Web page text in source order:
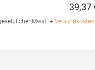
mit zwei seitlich in die
Klassischer
39,37
Mwst. +